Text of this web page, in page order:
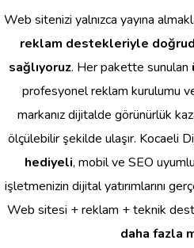
Web sitenizi yalnızca yayına
reklam destekleriyle
sağlıyoruz. Her pakette sunulan
profesyonel reklam kurulumu
markanız dijitalde görünürlük
ölçülebilir şekilde ulaşır. Kocaeli
hediyeli, mobil ve SEO
işletmenizin dijital yatırımlarını
Web sitesi + reklam + teknik
daha fazla